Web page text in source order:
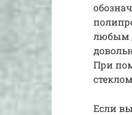
любым
При
Если